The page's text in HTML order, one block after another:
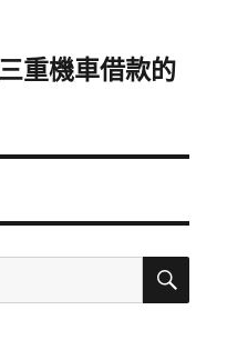
重機車借款的
搜